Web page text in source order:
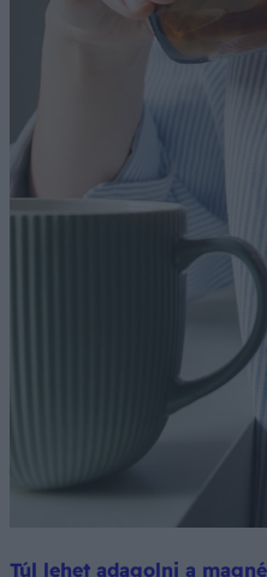
Túl lehet adagolni a